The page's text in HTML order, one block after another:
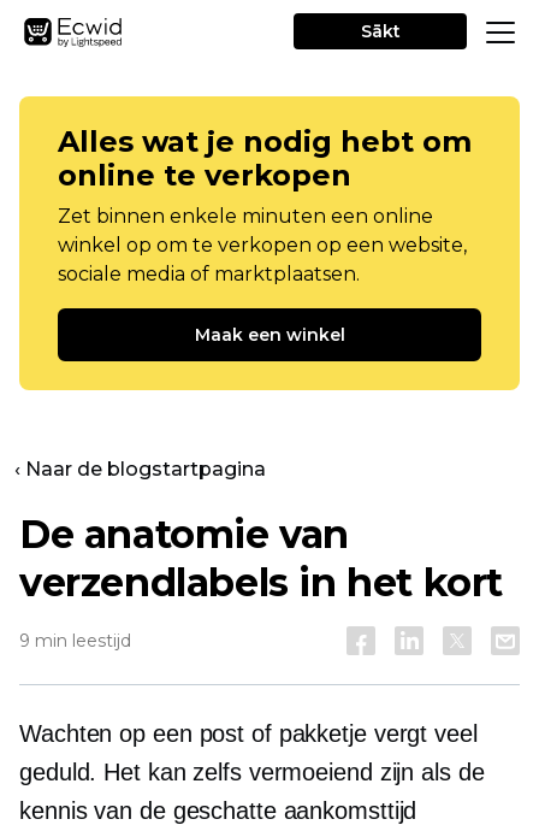
Sākt
Alles wat je nodig hebt om
online te verkopen
Zet binnen enkele minuten een online
winkel op om te verkopen op een website,
sociale media of marktplaatsen.
Maak een winkel
‹ Naar de blogstartpagina
De anatomie van
verzendlabels in het kort
9 min leestijd
Wachten op een post of pakketje vergt veel
geduld. Het kan zelfs vermoeiend zijn als de
kennis van de geschatte aankomsttijd